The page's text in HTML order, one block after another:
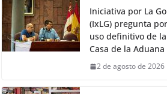
Iniciativa por La
(IxLG) pregunta
uso definitivo de la
Casa de la Aduana
2 de agosto de 2026